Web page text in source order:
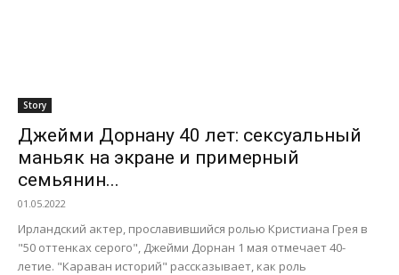
Story
Джейми Дорнану 40 лет: сексуальный
маньяк на экране и примерный
семьянин...
01.05.2022
Ирландский актер, прославившийся ролью Кристиана Грея в
"50 оттенках серого", Джейми Дорнан 1 мая отмечает 40-
летие. "Караван историй" рассказывает, как роль